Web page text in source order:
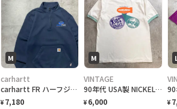
M
carhartt
carhartt FR ハーフジップ 刺繍企業ロゴ ネイビー スウェット
¥ 7,180
M
VINTAGE
90年代 USA製 NICKELODEO KID'S CHOICE AWARDS リンガーTシャツ メンズM 古着 1997 90s VINTAGE ヴィンテージ ニコロデオン キッズチョイスアワード バックプリント 裾シングルステッチ 白色
¥ 6,000 ¥